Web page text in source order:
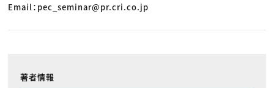
Email：pec_seminar@pr.cri.co.jp
著者情報